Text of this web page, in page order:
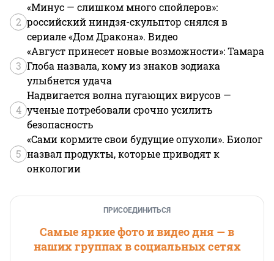
2
«Минус — слишком много спойлеров»:
российский ниндзя-скульптор снялся в
сериале «Дом Дракона». Видео
3
«Август принесет новые возможности»: Тамара
Глоба назвала, кому из знаков зодиака
улыбнется удача
4
Надвигается волна пугающих вирусов —
ученые потребовали срочно усилить
безопасность
5
«Сами кормите свои будущие опухоли». Биолог
назвал продукты, которые приводят к
онкологии
ПРИСОЕДИНИТЬСЯ
Самые яркие фото и видео дня — в
наших группах в социальных сетях